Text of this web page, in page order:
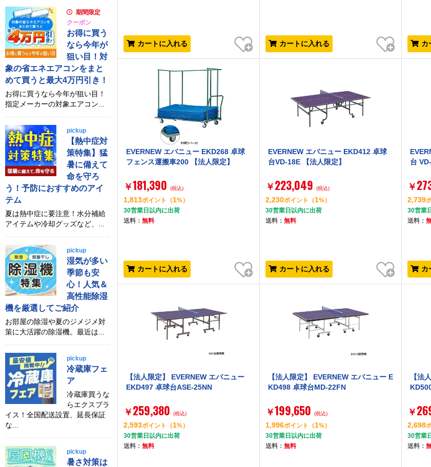
カートに入れる
お気に入り
カートに入れる
お気に入り
カ
EVERNEW エバニュー EKD268 卓球
フェンス運搬車200 【法人限定】
￥181,390 (税込)
1,813ポイント （1%）
30営業日以内に出荷
送料：無料
カートに入れる
お気に入り
EVERNEW エバニュー EKD412 卓球
台VD-18E 【法人限定】
￥ 223,049 (税込)
2,230ポイント （1%）
30営業日以内に出荷
送料： 無料
カートに入れる
お気に入り
台
￥
2,739
30営業
送料：
カ
【法人限定】 EVERNEW エバニュー
EKD497 卓球台ASE-25NN
￥ 259,380 (税込)
2,593ポイント （1%）
30営業日以内に出荷
送料：無料
【法人限定】 EVERNEW エバニュー E
KD498 卓球台MD-22FN
￥199,650 (税込)
1,996ポイント （1%）
30営業日以内に出荷
送料： 無料
【法
￥
2,698
30営業
送料：
期間限定
クーポン
お得に買う
なら今年が
狙い目！対
象の省エネエアコンをまと
めて買うと最大4万円引き！
お得に買うなら今年が狙い目！
指定メーカーの対象エアコン...
pickup
【熱中症対
策特集】猛
暑に備えて
命を守ろ
う！予防におすすめのアイ
テム
夏は熱中症に要注意！水分補給
アイテムや冷却グッズなど、...
pickup
湿気が多い
季節も安
心！人気＆
高性能除湿
機を厳選してご紹介
お部屋の除湿や夏のジメジメ対
策に大活躍の除湿機。最近は...
pickup
冷蔵庫フェ
ア
冷蔵庫買うな
らエクスプラ
イス！全国配送設置、延長保証
な...
pickup
暑さ対策は